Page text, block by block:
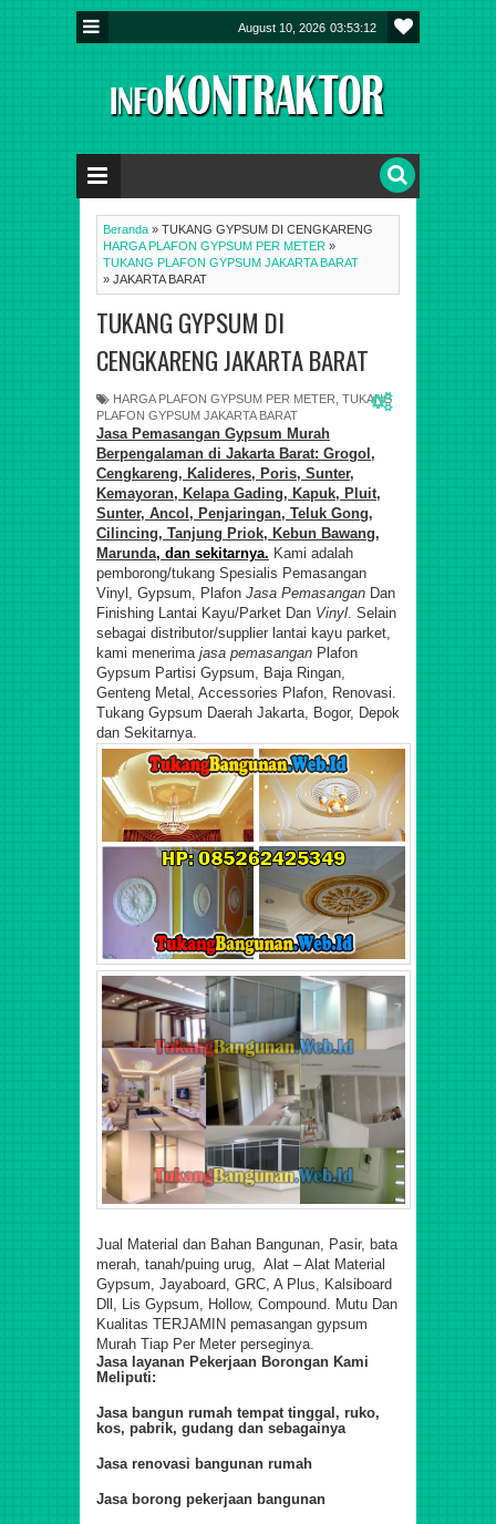
August 10, 2026 03:53:12
Beranda »
HARGA PLAFON GYPSUM PER METER »
TUKANG PLAFON GYPSUM JAKARTA BARAT
»
TUKANG GYPSUM DI CENGKARENG
JAKARTA BARAT
TUKANG GYPSUM DI
CENGKARENG JAKARTA BARAT
HARGA PLAFON GYPSUM PER METER TUKANG
PLAFON GYPSUM JAKARTA BARAT
Jasa Pemasangan Gypsum Murah
Berpengalaman di Jakarta Barat: Grogol,
Cengkareng, Kalideres, Poris, Sunter,
Kemayoran, Kelapa Gading, Kapuk, Pluit,
Sunter, Ancol, Penjaringan, Teluk Gong,
Cilincing, Tanjung Priok, Kebun Bawang,
Marunda, dan sekitarnya. Kami adalah
pemborong/tukang Spesialis Pemasangan
Vinyl , Gypsum, Plafon Jasa Pemasangan Dan
Finishing Lantai Kayu/Parket Dan Vinyl. Selain
sebagai distributor/supplier lantai kayu parket,
kami menerima jasa pemasangan Plafon
Gypsum Partisi Gypsum, Baja Ringan,
Genteng Metal, Accessories Plafon, Renovasi.
Tukang Gypsum Daerah Jakarta, Bogor, Depok
dan Sekitarnya.
Jual Material dan Bahan Bangunan, Pasir, bata
merah, tanah/puing urug, Alat – Alat Material
Gypsum, Jayaboard, GRC, A Plus, Kalsiboard
Dll, Lis Gypsum, Hollow, Compound. Mutu Dan
Kualitas TERJAMIN pemasangan gypsum
Murah Tiap Per Meter perseginya.
Jasa layanan Pekerjaan Borongan Kami
Meliputi:
Jasa bangun rumah tempat tinggal, ruko,
kos, pabrik, gudang dan sebagainya
Jasa renovasi bangunan rumah
Jasa borong pekerjaan bangunan